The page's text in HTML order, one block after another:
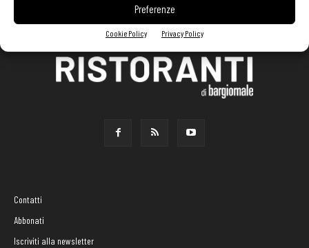
Preferenze
Cookie Policy Privacy Policy
Contatti
Abbonati
Iscriviti alla newsletter